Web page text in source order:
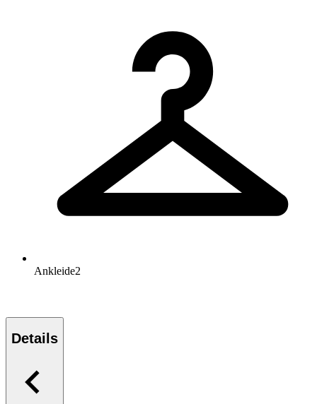
Ankleide2
Details